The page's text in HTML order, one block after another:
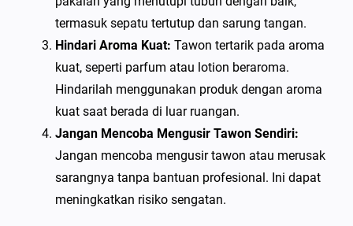
termasuk sepatu tertutup dan sarung tangan.
Hindari Aroma Kuat: Tawon tertarik pada aroma
kuat, seperti parfum atau lotion beraroma.
Hindarilah menggunakan produk dengan aroma
kuat saat berada di luar ruangan.
Jangan Mencoba Mengusir Tawon Sendiri:
Jangan mencoba mengusir tawon atau merusak
sarangnya tanpa bantuan profesional. Ini dapat
meningkatkan risiko sengatan.